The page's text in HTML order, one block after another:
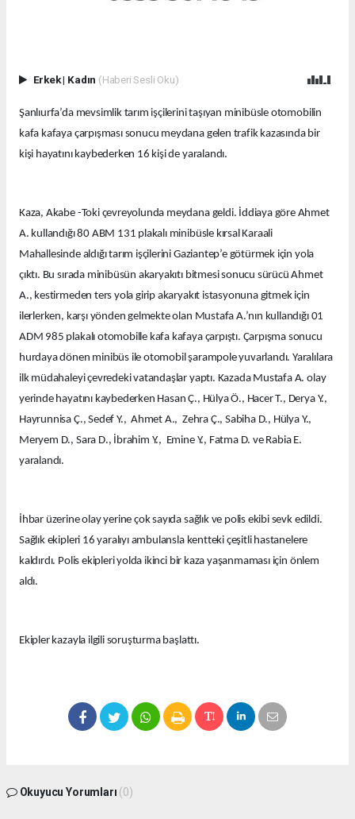
Erkek| Kadın (Haberi Sesli Oku)
Şanlıurfa’da mevsimlik tarım işçilerini taşıyan minibüsle otomobilin
kafa kafaya çarpışması sonucu meydana gelen trafik kazasında bir
kişi hayatını kaybederken 16 kişi de yaralandı.
Kaza, Akabe -Toki çevreyolunda meydana geldi. İddiaya göre Ahmet
A. kullandığı 80 ABM 131 plakalı minibüsle kırsal Karaali
Mahallesinde aldığı tarım işçilerini Gaziantep’e götürmek için yola
çıktı. Bu sırada minibüsün akaryakıtı bitmesi sonucu sürücü Ahmet
A., kestirmeden ters yola girip akaryakıt istasyonuna gitmek için
ilerlerken, karşı yönden gelmekte olan Mustafa A.’nın kullandığı 01
ADM 985 plakalı otomobille kafa kafaya çarpıştı. Çarpışma sonucu
hurdaya dönen minibüs ile otomobil şarampole yuvarlandı. Yaralılara
ilk müdahaleyi çevredeki vatandaşlar yaptı. Kazada Mustafa A. olay
yerinde hayatını kaybederken Hasan Ç., Hülya Ö., Hacer T., Derya Y.,
Hayrunnisa Ç., Sedef Y., Ahmet A., Zehra Ç., Sabiha D., Hülya Y.,
Meryem D., Sara D., İbrahim Y., Emine Y., Fatma D. ve Rabia E.
yaralandı.
İhbar üzerine olay yerine çok sayıda sağlık ve polis ekibi sevk edildi.
Sağlık ekipleri 16 yaralıyı ambulansla kentteki çeşitli hastanelere
kaldırdı. Polis ekipleri yolda ikinci bir kaza yaşanmaması için önlem
aldı.
Ekipler kazayla ilgili soruşturma başlattı.
Okuyucu Yorumları (0)